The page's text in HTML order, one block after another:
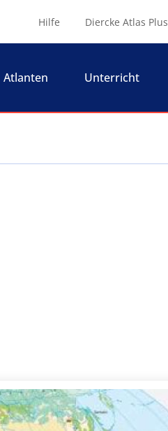
Hilfe Diercke Atlas Plus
Atlanten Unterricht